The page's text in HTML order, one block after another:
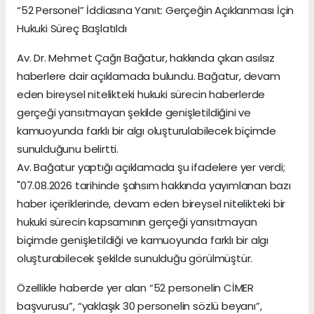
“52 Personel” İddiasına Yanıt: Gerçeğin Açıklanması İçin
Hukuki Süreç Başlatıldı
Av. Dr. Mehmet Çağrı Bağatur, hakkında çıkan asılsız
haberlere dair açıklamada bulundu. Bağatur, devam
eden bireysel nitelikteki hukuki sürecin haberlerde
gerçeği yansıtmayan şekilde genişletildiğini ve
kamuoyunda farklı bir algı oluşturulabilecek biçimde
sunulduğunu belirtti.
Av. Bağatur yaptığı açıklamada şu ifadelere yer verdi;
"07.08.2026 tarihinde şahsım hakkında yayımlanan bazı
haber içeriklerinde, devam eden bireysel nitelikteki bir
hukuki sürecin kapsamının gerçeği yansıtmayan
biçimde genişletildiği ve kamuoyunda farklı bir algı
oluşturabilecek şekilde sunulduğu görülmüştür.
Özellikle haberde yer alan “52 personelin CİMER
başvurusu”, “yaklaşık 30 personelin sözlü beyanı”,